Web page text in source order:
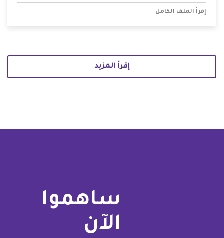
إقرأ الملف الكامل
إقرأ المزيد
ساهموا
الآن